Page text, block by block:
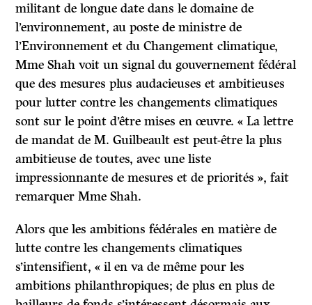
militant de longue date dans le domaine de
l’environnement, au poste de ministre de
l’Environnement et du Changement climatique,
Mme Shah voit un signal du gouvernement fédéral
que des mesures plus audacieuses et ambitieuses
pour lutter contre les changements climatiques
sont sur le point d’être mises en œuvre. « La lettre
de mandat de M. Guilbeault est peut-être la plus
ambitieuse de toutes, avec une liste
impressionnante de mesures et de priorités », fait
remarquer Mme Shah.
Alors que les ambitions fédérales en matière de
lutte contre les changements climatiques
s’intensifient, « il en va de même pour les
ambitions philanthropiques; de plus en plus de